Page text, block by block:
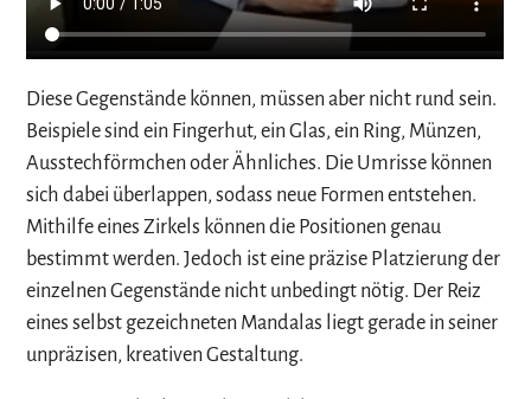
Diese Gegenstände können, müssen aber nicht rund sein.
Beispiele sind ein Fingerhut, ein Glas, ein Ring, Münzen,
Ausstechförmchen oder Ähnliches. Die Umrisse können
sich dabei überlappen, sodass neue Formen entstehen.
Mithilfe eines Zirkels können die Positionen genau
bestimmt werden. Jedoch ist eine präzise Platzierung der
einzelnen Gegenstände nicht unbedingt nötig. Der Reiz
eines selbst gezeichneten Mandalas liegt gerade in seiner
unpräzisen, kreativen Gestaltung.